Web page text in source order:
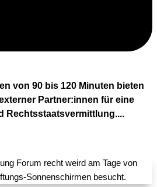
von 90 bis 120 Minuten bieten
Partner:innen für eine
Rechtsstaatsvermittlung....